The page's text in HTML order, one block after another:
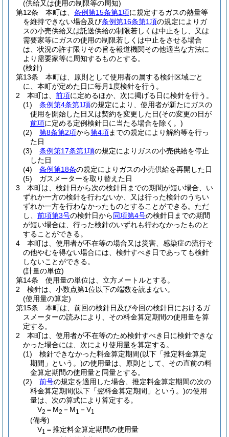
(供給又は使用の制限等の周知)
第12条
本町は、 条例第15条第1項に規定するガスの熱量等
を維持できない場合及び条例第16条第1項の規定によりガ
スの小売供給又は託送供給の制限若しくは中止をし、又は
需要家等にガスの使用の制限若しくは中止をさせる場合
は、状況の許す限りその旨を報道機関その他適当な方法に
より需要家等に周知するものとする。
(検針)
第13条
本町は、原則として使用者の属する検針区域ごと
に、本町が定めた日に毎月1度検針を行う。
2
本町は、 前項に定めるほか、次に掲げる日に検針を行う。
(1)
条例第4条第1項の規定により、使用者が新たにガスの
使用を開始した日又は契約を変更した日(その変更の日が
前項に定める定例検針日に当たる場合を除く。)
(2)
第8条第2項から第4項までの規定により解約等を行っ
た日
(3)
条例第17条第1項の規定によりガスの小売供給を停止
した日
(4)
条例第18条の規定によりガスの小売供給を再開した日
(5)
ガスメーターを取り替えた日
3
本町は、検針日から次の検針日までの期間が短い場合、い
ずれか一方の検針を行わないか、又は行った検針のうちい
ずれか一方を行わなかったものとすることができる。 ただ
し、 前項第3号の検針日から同項第4号の検針日までの期間
が短い場合は、行った検針のいずれも行わなかったものと
することができる。
4
本町は、使用者が不在等の場合又は災害、感染症の流行そ
の他やむを得ない場合には、検針すべき日であっても検針
しないことができる。
(計量の単位)
第14条
使用量の単位は、立方メートルとする。
2
検針は、小数点第1位以下の端数を読まない。
(使用量の算定)
第15条
本町は、前回の検針日及び今回の検針日におけるガ
スメーターの読みにより、その料金算定期間の使用量を算
定する。
2
本町は、使用者が不在等のため検針すべき日に検針できな
かった場合には、次により使用量を算定する。
(1)
検針できなかった料金算定期間(以下「推定料金算定
期間」という。)の使用量は、原則として、その直前の料
金算定期間の使用量と同量とする。
(2)
前号の規定を適用した場合、推定料金算定期間の次の
料金算定期間(以下「翌料金算定期間」という。)の使用
量は、次の算式により算定する。
V2 ＝M2 －M1 －V1
(備考)
V1 ＝推定料金算定期間の使用量